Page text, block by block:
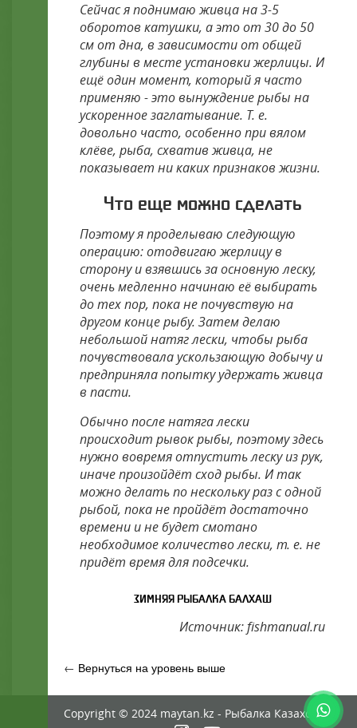
Сейчас я поднимаю живца на 3-5
оборотов катушки, а это от 30 до 50
см от дна, в зависимости от общей
глубины в месте установки жерлицы. И
ещё один момент, который я часто
применяю - это вынуждение рыбы на
ускоренное заглатывание. Т. е.
довольно часто, особенно при вялом
клёве, рыба, схватив живца, не
показывает ни каких признаков жизни.
Что еще можно сделать
Поэтому я проделываю следующую
операцию: отодвигаю жерлицу в
сторону и взявшись за основную леску,
очень медленно начинаю её выбирать
до тех пор, пока не почувствую на
другом конце рыбу. Затем делаю
небольшой натяг лески, чтобы рыба
почувствовала ускользающую добычу и
предприняла попытку удержать живца
в пасти.
Обычно после натяга лески
происходит рывок рыбы, поэтому здесь
нужно вовремя отпустить леску из рук,
иначе произойдёт сход рыбы. И так
можно делать по нескольку раз с одной
рыбой, пока не пройдёт достаточно
времени и не будет смотано
необходимое количество лески, т. е. не
придёт время для подсечки.
ЗИМНЯЯ РЫБАЛКА БАЛХАШ
Источник: fishmanual.ru
← Вернуться на уровень выше
Copyright © 2024 maytan.kz - Рыбалка Казахстан